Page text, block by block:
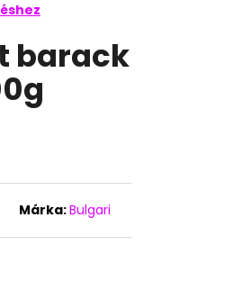
barack
Márka:Bulgari